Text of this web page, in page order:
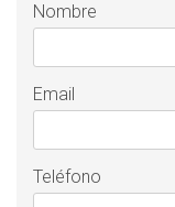
Nombre
Email
Teléfono